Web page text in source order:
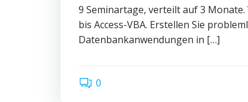
9 Seminartage, verteilt auf 3 Monate.
bis Access-VBA. Erstellen Sie
Datenbankanwendungen in […]
0